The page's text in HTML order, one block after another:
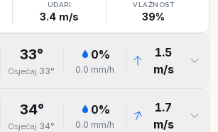
UDARI
3.4m/s
VLAŽNOST
39%
33°
Osjećaj 33°
0%
0.0 mm/h
1.5
m/s
34°
Osjećaj 34°
0%
0.0 mm/h
1.7
m/s